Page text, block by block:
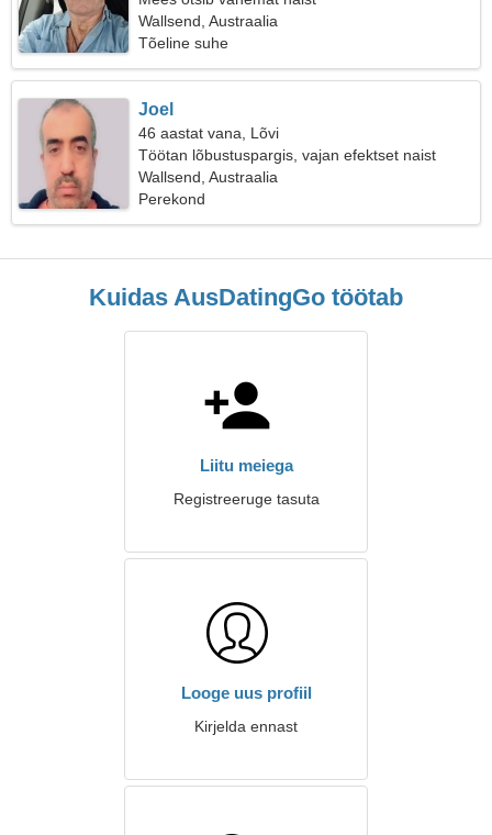
Wallsend, Austraalia
Tõeline suhe
Joel
46 aastat vana, Lõvi
Töötan lõbustuspargis, vajan efektset naist
Wallsend, Austraalia
Perekond
Kuidas AusDatingGo töötab
Liitu meiega
Registreeruge tasuta
Looge uus profiil
Kirjelda ennast